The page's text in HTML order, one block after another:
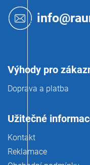
Výhody pro
Doprava a platba
Užitečné
Kontakt
Reklamace